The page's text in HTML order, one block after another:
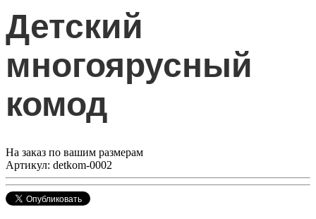
Детский
многоярусный
комод
На заказ по вашим размерам
Артикул: detkom-0002